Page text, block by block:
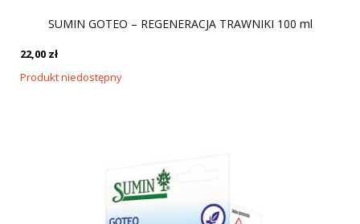
SUMIN GOTEO – REGENERACJA TRAWNIKI 100 ml
22,00 zł
Produkt niedostępny